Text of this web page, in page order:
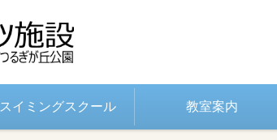
スイミングスクール 教室案内